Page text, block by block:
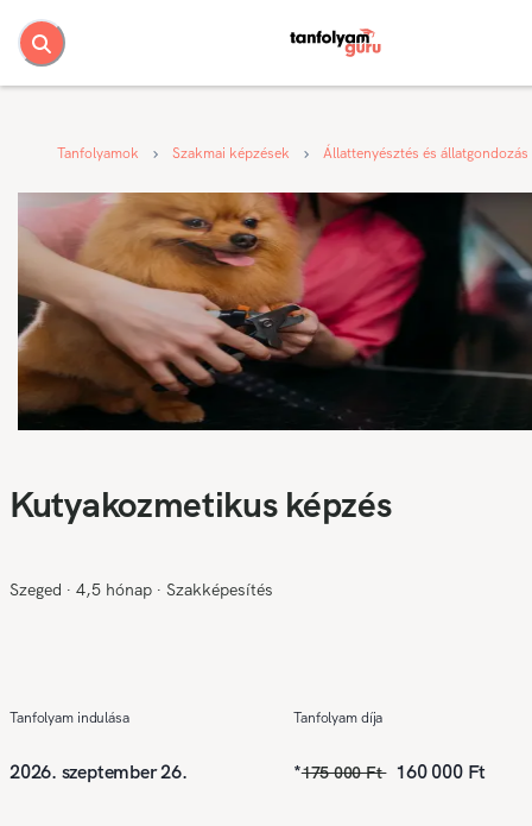
Tanfolyamok Szakmai képzések Állattenyésztés és állatgondozás
Kutyakozmetikus képzés
Szeged ∙ 4,5 hónap ∙ Szakképesítés
Tanfolyam indulása
2026. szeptember 26.
Tanfolyam díja
*175 000 Ft 160 000 Ft